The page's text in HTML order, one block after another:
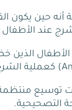
أنه حين
عند
توسيع
التصحيحية.